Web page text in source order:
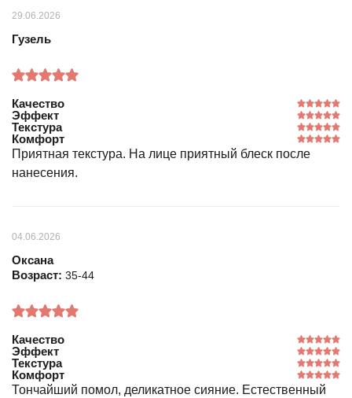
29.06.2026
Гузель
Качество
Эффект
Текстура
Комфорт
Приятная текстура. На лице приятный блеск после
нанесения.
04.06.2026
Оксана
Возраст: 35-44
Качество
Эффект
Текстура
Комфорт
Тончайший помол, деликатное сияние. Естественный